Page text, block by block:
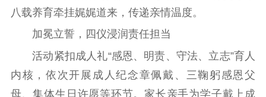
新闻出版
扫黄打非
电影工作
八载养育牵挂娓娓道来，传递亲情温度。
加冕立誓，四仪浸润责任担当
活动紧扣成人礼“感恩、明责、守法、立志”育人
内核，依次开展成人纪念章佩戴、三鞠躬感恩父
母、集体生日许愿等环节。家长亲手为学子戴上成